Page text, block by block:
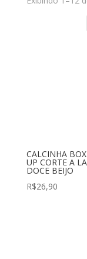
CALCINHA
UP CORTE A
DOCE BEIJO
R$26,90